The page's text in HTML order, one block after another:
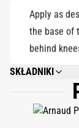
Apply as
the base of
behind
SKŁADNIKI
ALCOHOL DENAT.,
ALCOHOL,
COUMARIN,